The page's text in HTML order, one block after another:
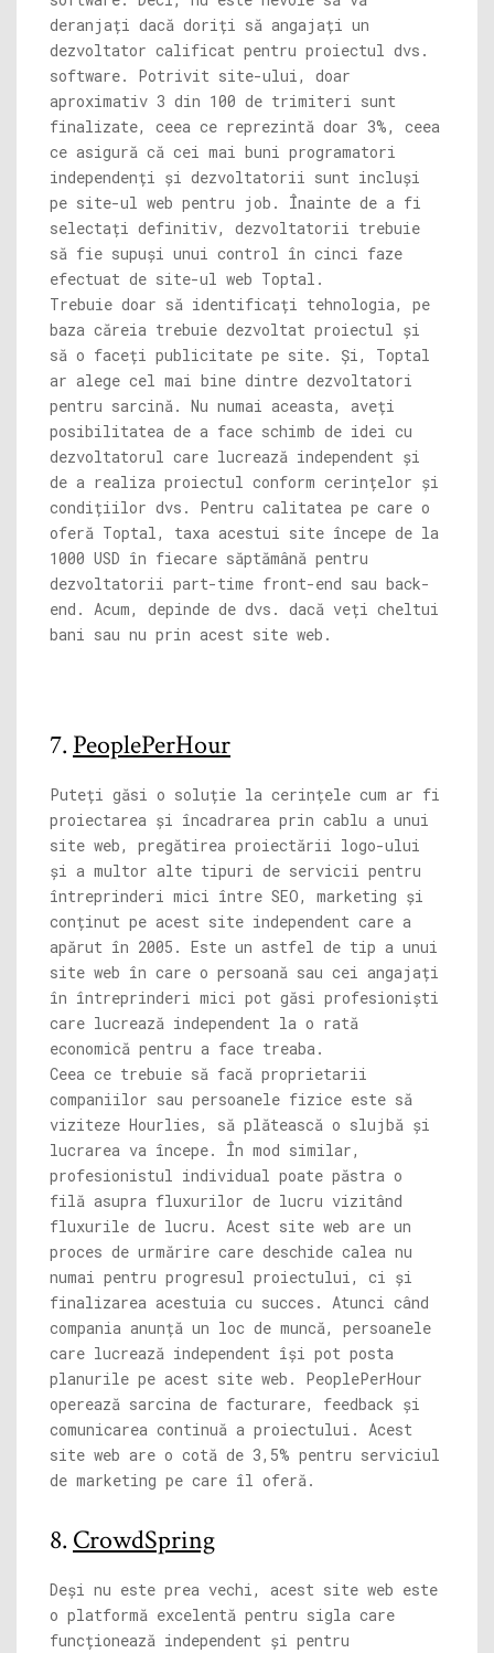
deranjați dacă doriți să angajați un
dezvoltator calificat pentru proiectul dvs.
software. Potrivit site-ului, doar
aproximativ 3 din 100 de trimiteri sunt
finalizate, ceea ce reprezintă doar 3%, ceea
ce asigură că cei mai buni programatori
independenți și dezvoltatorii sunt incluși
pe site-ul web pentru job. Înainte de a fi
selectați definitiv, dezvoltatorii trebuie
să fie supuși unui control în cinci faze
efectuat de site-ul web Toptal.
Trebuie doar să identificați tehnologia, pe
baza căreia trebuie dezvoltat proiectul și
să o faceți publicitate pe site. Și, Toptal
ar alege cel mai bine dintre dezvoltatori
pentru sarcină. Nu numai aceasta, aveți
posibilitatea de a face schimb de idei cu
dezvoltatorul care lucrează independent și
de a realiza proiectul conform cerințelor și
condițiilor dvs. Pentru calitatea pe care o
oferă Toptal, taxa acestui site începe de la
1000 USD în fiecare săptămână pentru
dezvoltatorii part-time front-end sau back-
end. Acum, depinde de dvs. dacă veți cheltui
bani sau nu prin acest site web.
7. PeoplePerHour
Puteți găsi o soluție la cerințele cum ar fi
proiectarea și încadrarea prin cablu a unui
site web, pregătirea proiectării logo-ului
și a multor alte tipuri de servicii pentru
întreprinderi mici între SEO, marketing și
conținut pe acest site independent care a
apărut în 2005. Este un astfel de tip a unui
site web în care o persoană sau cei angajați
în întreprinderi mici pot găsi profesioniști
care lucrează independent la o rată
economică pentru a face treaba.
Ceea ce trebuie să facă proprietarii
companiilor sau persoanele fizice este să
viziteze Hourlies, să plătească o slujbă și
lucrarea va începe. În mod similar,
profesionistul individual poate păstra o
filă asupra fluxurilor de lucru vizitând
fluxurile de lucru. Acest site web are un
proces de urmărire care deschide calea nu
numai pentru progresul proiectului, ci și
finalizarea acestuia cu succes. Atunci când
compania anunță un loc de muncă, persoanele
care lucrează independent își pot posta
planurile pe acest site web. PeoplePerHour
operează sarcina de facturare, feedback și
comunicarea continuă a proiectului. Acest
site web are o cotă de 3,5% pentru serviciul
de marketing pe care îl oferă.
8. CrowdSpring
Deși nu este prea vechi, acest site web este
o platformă excelentă pentru sigla care
funcționează independent și pentru